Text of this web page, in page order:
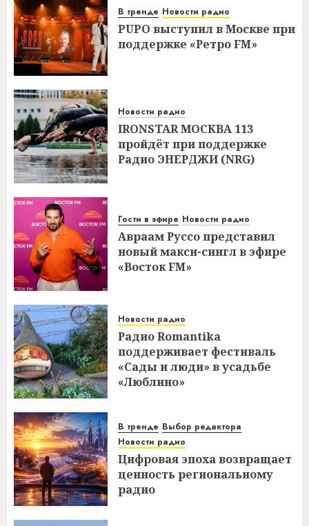
В тренде Новости радио
PUPO выступил в Москве при
поддержке «Ретро FM»
Новости радио
IRONSTAR МОСКВА 113
пройдёт при поддержке
Радио ЭНЕРДЖИ (NRG)
Гости в эфире Новости радио
Авраам Руссо представил
новый макси-сингл в эфире
«Восток FM»
Новости радио
Радио Romantika
поддерживает фестиваль
«Сады и люди» в усадьбе
«Люблино»
В тренде Выбор редактора
Новости радио
Цифровая эпоха возвращает
ценность региональному
радио